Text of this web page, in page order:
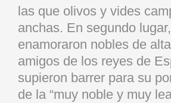
las que olivos y vides
anchas. En segundo
enamoraron nobles de
amigos de los reyes de
supieron barrer para su
de la “muy noble y muy